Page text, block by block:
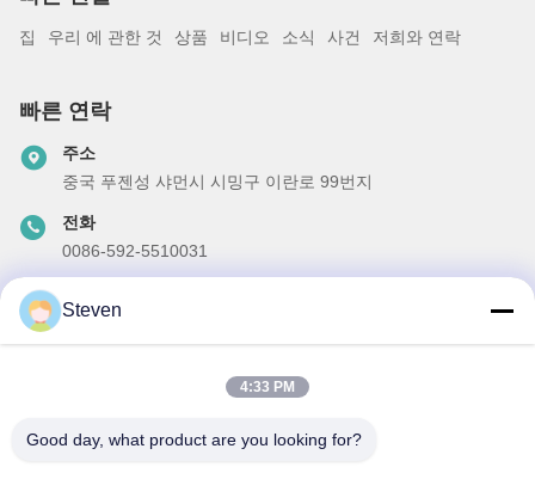
집 우리 에 관한 것 상품 비디오 소식 사건 저희와 연락
빠른 연락
주소
중국 푸젠성 샤먼시 시밍구 이란로 99번지
전화
0086-592-5510031
steven@winley-electric.com
우리 뉴스레터
Steven
4:33 PM
Good day, what product are you looking for?